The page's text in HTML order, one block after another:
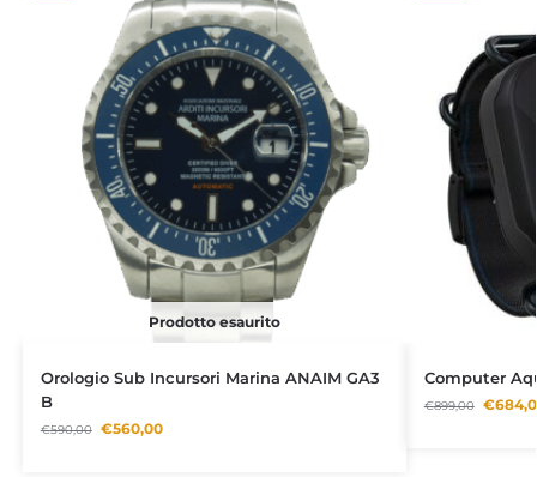
Prodotto esaurito
Orologio Sub Incursori Marina ANAIM GA3
B
€590,00 €560,00
Computer
€899,00 €